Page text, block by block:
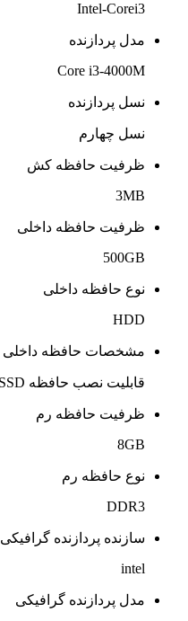
Intel-Corei3
مدل پردازنده
Core i3-4000M
نسل پردازنده
نسل چهارم
ظرفیت حافظه کش
3MB
ظرفیت حافظه داخلی
500GB
نوع حافظه داخلی
HDD
مشخصات حافظه داخلی
قابلیت نصب حافظه SSD و یا ارتقا HDD
ظرفیت حافظه رم
8GB
نوع حافظه رم
DDR3
سازنده پردازنده گرافیکی
intel
مدل پردازنده گرافیکی